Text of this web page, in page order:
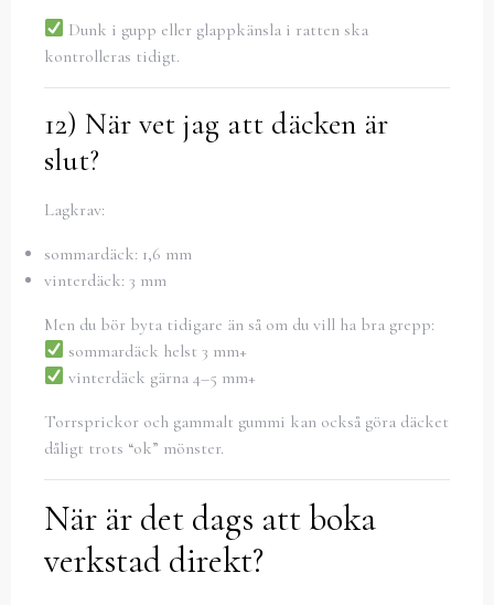
Dunk i gupp eller glappkänsla i ratten ska
kontrolleras tidigt.
12) När vet jag att däcken är
slut?
Lagkrav:
sommardäck: 1,6 mm
vinterdäck: 3 mm
Men du bör byta tidigare än så om du vill ha bra grepp:
sommardäck helst 3 mm+
vinterdäck gärna 4–5 mm+
Torrsprickor och gammalt gummi kan också göra däcket
dåligt trots “ok” mönster.
När är det dags att boka
verkstad direkt?